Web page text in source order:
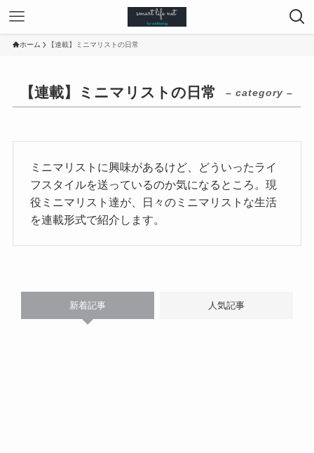
ホーム 【連載】ミニマリストの日常
【連載】ミニマリストの日常 – category –
ミニマリストに興味があるけど、どういったライ
フスタイルを送っているのか気になるところ。現
役ミニマリスト達が、日々のミニマリストな生活
を連載形式で紹介します。
新着記事 人気記事